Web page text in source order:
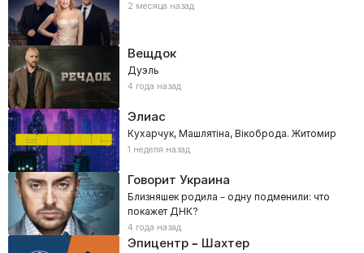
2 месяца назад
Вещдок
Дуэль
4 года назад
Элиас
Кухарчук, Машлятіна, Вікоброда. Житомир
1 неделя назад
Говорит Украина
Близняшек родила – одну подменили: что
покажет ДНК?
4 года назад
Эпицентр – Шахтер